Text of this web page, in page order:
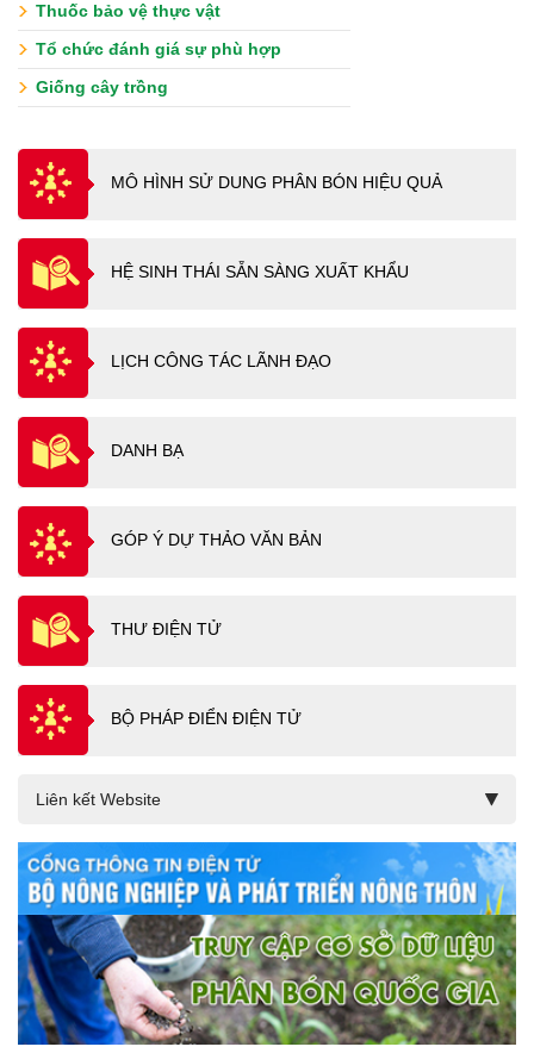
Thuốc bảo vệ thực vật
Tổ chức đánh giá sự phù hợp
Giống cây trồng
MÔ HÌNH SỬ DUNG PHÂN BÓN HIỆU QUẢ
HỆ SINH THÁI SẴN SÀNG XUẤT KHẨU
LỊCH CÔNG TÁC LÃNH ĐẠO
DANH BẠ
GÓP Ý DỰ THẢO VĂN BẢN
THƯ ĐIỆN TỬ
BỘ PHÁP ĐIỂN ĐIỆN TỬ